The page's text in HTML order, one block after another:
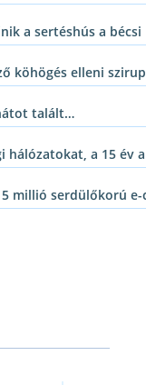
a sertéshús a
köhögés elleni
talált…
hálózatokat, a 15 év
millió serdülőkorú